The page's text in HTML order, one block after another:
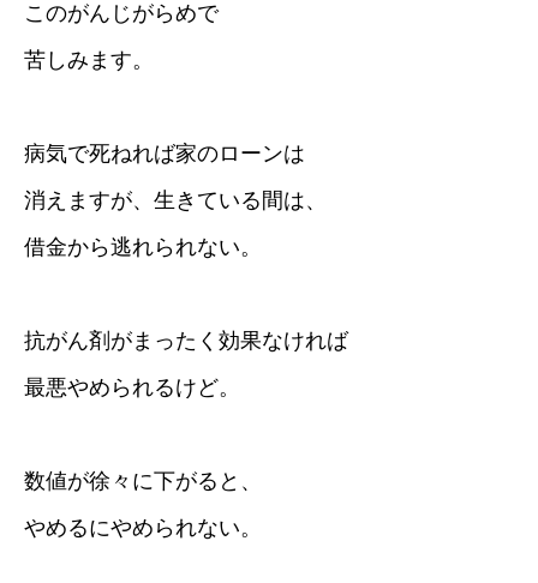
このがんじがらめで
苦しみます。
病気で死ねれば家のローンは
消えますが、生きている間は、
借金から逃れられない。
抗がん剤がまったく効果なければ
最悪やめられるけど。
数値が徐々に下がると、
やめるにやめられない。